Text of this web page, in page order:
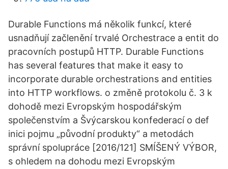
Durable Functions má několik funkcí, které
usnadňují začlenění trvalé Orchestrace a entit do
pracovních postupů HTTP. Durable Functions
has several features that make it easy to
incorporate durable orchestrations and entities
into HTTP workflows. o změně protokolu č. 3 k
dohodě mezi Evropským hospodářským
společenstvím a Švýcarskou konfederací o def
inici pojmu „původní produkty“ a metodách
správní spolupráce [2016/121] SMÍŠENÝ VÝBOR,
s ohledem na dohodu mezi Evropským